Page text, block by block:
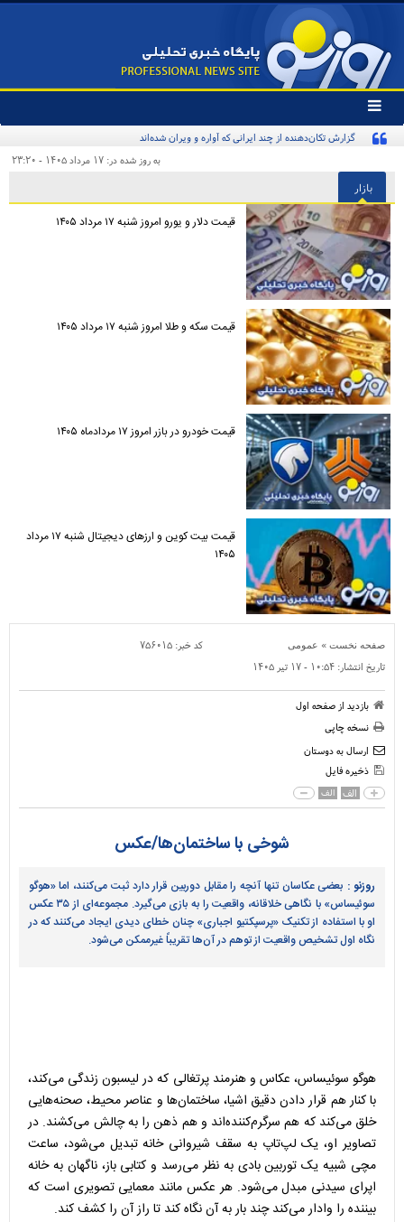
تغییر
وضعیت
منوی
ها
کنایه تند یک روزنامه به «پیروزی‌طلبان زودهنگام» و مخاطبان اینترنشنال
به روز شده در: ۱۷ مرداد ۱۴۰۵ - ۲۳:۲۰
بازار
قیمت دلار و یورو امروز شنبه ۱۷ مرداد ۱۴۰۵
قیمت سکه و طلا امروز شنبه ۱۷ مرداد ۱۴۰۵
قیمت خودرو در بازر امروز ۱۷ مردادماه ۱۴۰۵
قیمت بیت کوین و ارز‌های دیجیتال شنبه ۱۷ مرداد
۱۴۰۵
صفحه نخست » عمومی کد خبر: ۷۵۶۰۱۵
تاریخ انتشار: ۱۰:۵۴ - ۱۷ تير ۱۴۰۵
بازدید از صفحه اول
نسخه چاپی
ارسال به دوستان
ذخیره فایل
الف الف
شوخی با ساختمان‌ها/عکس
روزنو : بعضی عکاسان تنها آنچه را مقابل دوربین قرار دارد ثبت می‌کنند، اما «هوگو
سوئیساس» با نگاهی خلاقانه، واقعیت را به بازی می‌گیرد. مجموعه‌ای از ۳۵ عکس
او با استفاده از تکنیک «پرسپکتیو اجباری» چنان خطای دیدی ایجاد می‌کنند که در
نگاه اول تشخیص واقعیت از توهم در آن‌ها تقریباً غیرممکن می‌شود.
هوگو سوئیساس، عکاس و هنرمند پرتغالی که در لیسبون زندگی می‌کند،
با کنار هم قرار دادن دقیق اشیا، ساختمان‌ها و عناصر محیط، صحنه‌هایی
خلق می‌کند که هم سرگرم‌کننده‌اند و هم ذهن را به چالش می‌کشند. در
تصاویر او، یک لپ‌تاپ به سقف شیروانی خانه تبدیل می‌شود، ساعت
مچی شبیه یک توربین بادی به نظر می‌رسد و کتابی باز، ناگهان به خانه
اپرای سیدنی مبدل می‌شود. هر عکس مانند معمایی تصویری است که
بیننده را وادار می‌کند چند بار به آن نگاه کند تا راز آن را کشف کند.